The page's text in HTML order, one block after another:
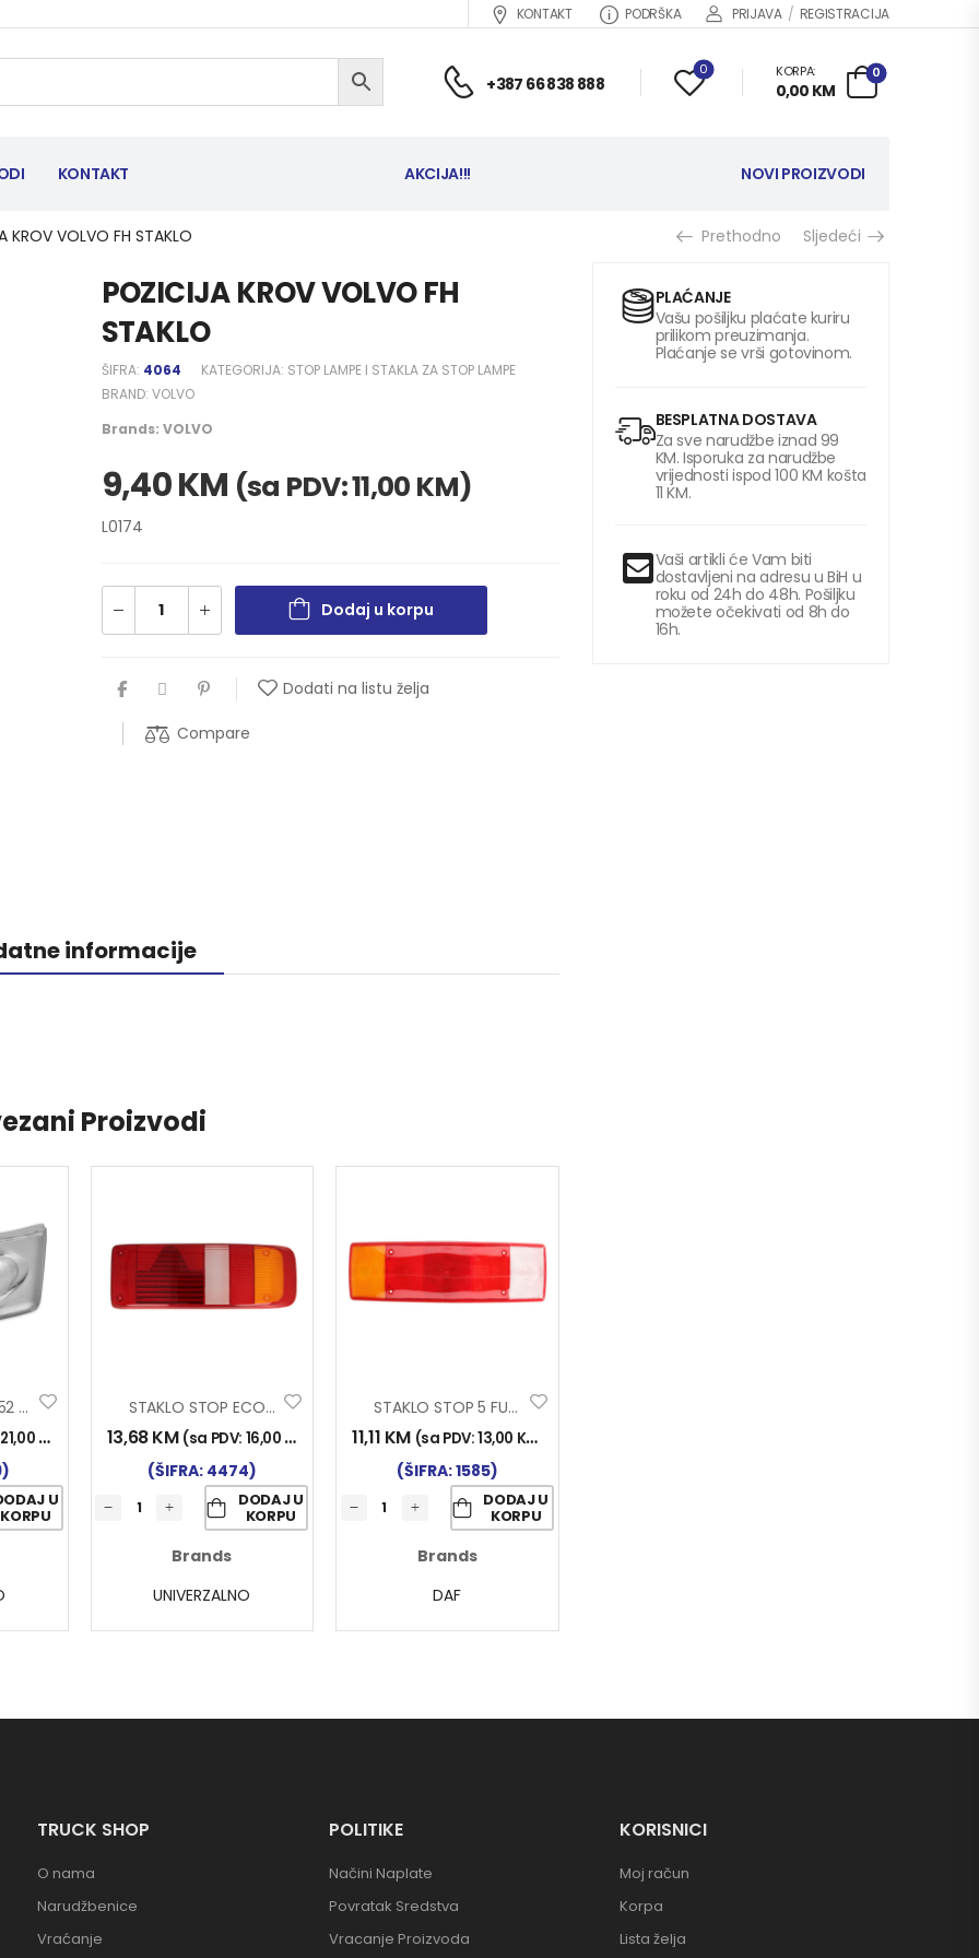
KONTAKT PODRŠKA PRIJAVA / REGISTRACIJA
+387 66 838 888
0 KORPA:
0,00 KM
0
KONTAKT AKCIJA!!! NOVI PROIZVODI
KROV VOLVO FH STAKLO Prethodno Sljedeći
POZICIJA KROV VOLVO FH
STAKLO
ŠIFRA: 4064 KATEGORIJA: STOP LAMPE I STAKLA ZA STOP LAMPE
BRAND: VOLVO
Brands: VOLVO
9,40KM (sa PDV:11,00 KM)
L0174
Dodaj u korpu
Dodati na listu želja
Compare
informacije
Proizvodi
STOP LAMPA 0252 BIJELA
21,00 KM
U
KORPU
STAKLO STOP ECOSTAR I D
13,68KM (sa PDV: 16,00 KM
(ŠIFRA: 4474)
DODAJ U
KORPU
Brands
UNIVERZALNO
STAKLO STOP 5 FUNK DAF
11,11 KM (sa PDV:13,00 KM
(ŠIFRA: 1585)
DODAJ U
KORPU
Brands
DAF
PLAĆANJE
Vašu pošiljku plaćate kuriru
prilikom preuzimanja.
Plaćanje se vrši gotovinom.
BESPLATNA DOSTAVA
Za sve narudžbe iznad 99
KM. Isporuka za narudžbe
vrijednosti ispod 100 KM košta
11 KM.
Vaši artikli će Vam biti
dostavljeni na adresu u BiH u
roku od 24h do 48h. Pošiljku
možete očekivati od 8h do
16h.
TRUCK SHOP
O nama
Narudžbenice
Vraćanje
POLITIKE
Načini Naplate
Povratak Sredstva
Vracanje Proizvoda
KORISNICI
Moj račun
Korpa
Lista želja